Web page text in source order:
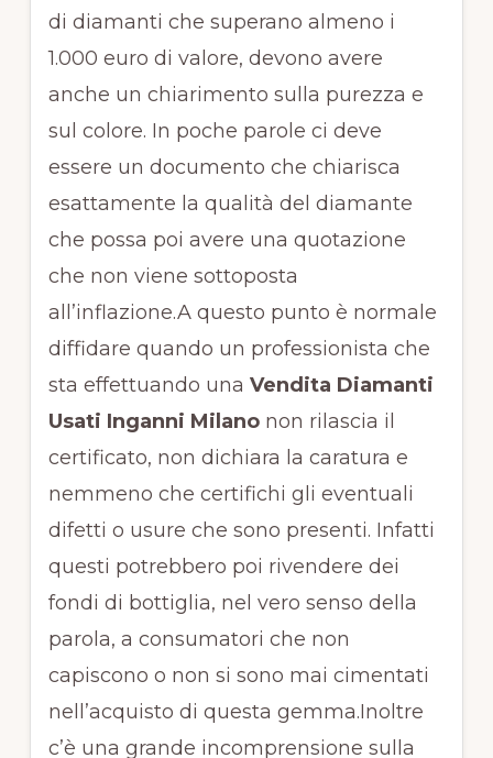
di diamanti che superano almeno i
1.000 euro di valore, devono avere
anche un chiarimento sulla purezza e
sul colore. In poche parole ci deve
essere un documento che chiarisca
esattamente la qualità del diamante
che possa poi avere una quotazione
che non viene sottoposta
all’inflazione.A questo punto è normale
diffidare quando un professionista che
sta effettuando una Vendita Diamanti
Usati Inganni Milanonon rilascia il
certificato, non dichiara la caratura e
nemmeno che certifichi gli eventuali
difetti o usure che sono presenti. Infatti
questi potrebbero poi rivendere dei
fondi di bottiglia, nel vero senso della
parola, a consumatori che non
capiscono o non si sono mai cimentati
nell’acquisto di questa gemma.Inoltre
c’è una grande incomprensione sulla